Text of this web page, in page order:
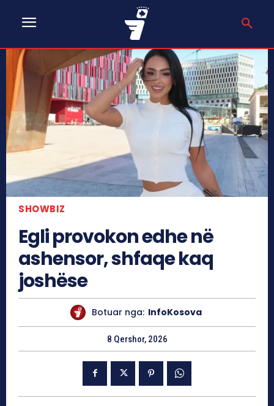
SHOWBIZ
Egli provokon edhe në
ashensor, shfaqe kaq
joshëse
Botuar nga: InfoKosova
8 Qershor, 2026